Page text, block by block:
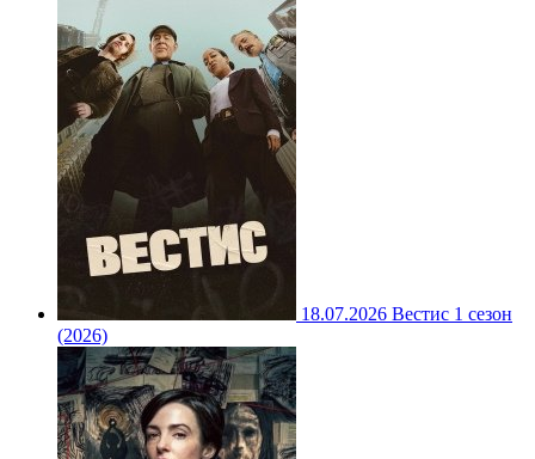
18.07.2026 Вестис 1 сезон
(2026)